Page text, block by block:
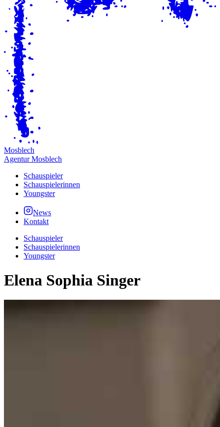
Mosblech
Agentur Mosblech
Schauspieler
Schauspielerinnen
Youngster
News
Kontakt
Schauspieler
Schauspielerinnen
Youngster
Elena Sophia Singer